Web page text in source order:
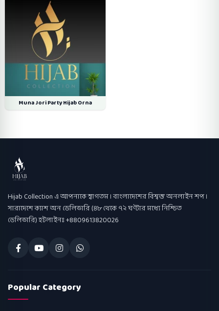
Muna Jori Party Hijab Orna
Hijab Collection
Hijab Collection এ আপনাকে স্বাগতম । বাংলাদেশের বিশ্বস্ত অনলাইন শপ ।
সারাদেশে ক্যাশ অন ডেলিভারি (৪৮ থেকে ৭২ ঘণ্টার মধ্যে নিশ্চিত
ডেলিভারি) হটলাইনঃ +8809613820026
Popular Category